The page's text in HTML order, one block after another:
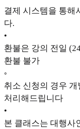
결제 시스템을 통해
다.
•
환불은 강의 전일
환불 불가
◦
취소 신청의 경우
처리해드립니다
•
본 클래스는 대행사